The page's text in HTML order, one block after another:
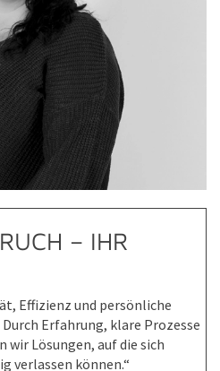
– IHR
Effizienz und persönliche
Erfahrung, klare Prozesse
wir Lösungen, auf die sich
verlassen können.“